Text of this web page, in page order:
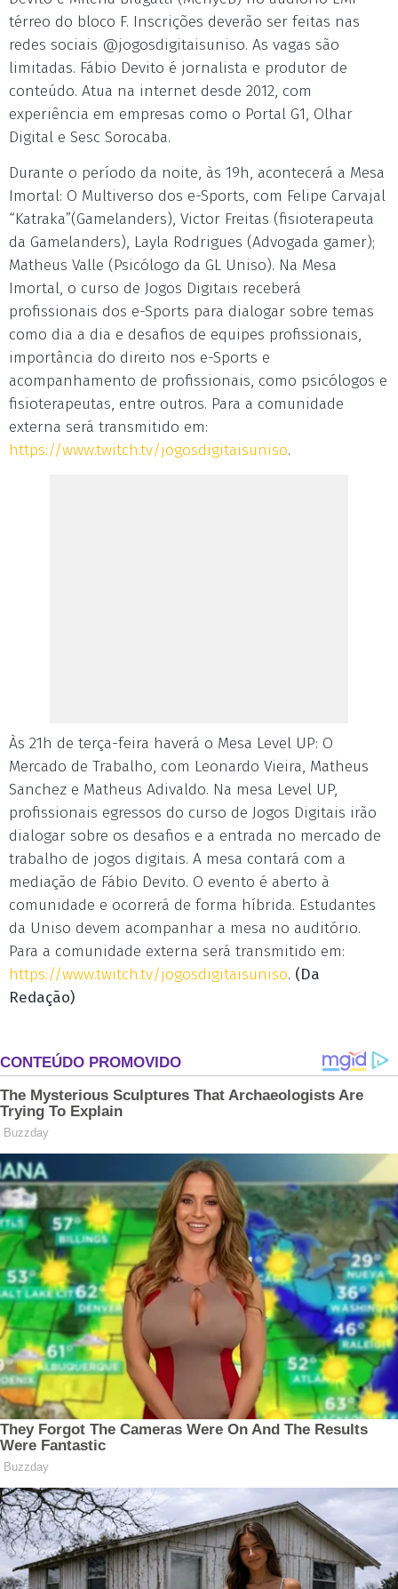
térreo do bloco F. Inscrições deverão ser feitas nas
redes sociais @jogosdigitaisuniso. As vagas são
limitadas. Fábio Devito é jornalista e produtor de
conteúdo. Atua na internet desde 2012, com
experiência em empresas como o Portal G1, Olhar
Digital e Sesc Sorocaba.
Durante o período da noite, às 19h, acontecerá a Mesa
Imortal: O Multiverso dos e-Sports, com Felipe Carvajal
“Katraka”(Gamelanders), Victor Freitas (fisioterapeuta
da Gamelanders), Layla Rodrigues (Advogada gamer);
Matheus Valle (Psicólogo da GL Uniso). Na Mesa
Imortal, o curso de Jogos Digitais receberá
profissionais dos e-Sports para dialogar sobre temas
como dia a dia e desafios de equipes profissionais,
importância do direito nos e-Sports e
acompanhamento de profissionais, como psicólogos e
fisioterapeutas, entre outros. Para a comunidade
externa será transmitido em:
https://www.twitch.tv/jogosdigitaisuniso.
Às 21h de terça-feira haverá o Mesa Level UP: O
Mercado de Trabalho, com Leonardo Vieira, Matheus
Sanchez e Matheus Adivaldo. Na mesa Level UP,
profissionais egressos do curso de Jogos Digitais irão
dialogar sobre os desafios e a entrada no mercado de
trabalho de jogos digitais. A mesa contará com a
mediação de Fábio Devito. O evento é aberto à
comunidade e ocorrerá de forma híbrida. Estudantes
da Uniso devem acompanhar a mesa no auditório.
Para a comunidade externa será transmitido em:
https://www.twitch.tv/jogosdigitaisuniso. (Da
Redação)